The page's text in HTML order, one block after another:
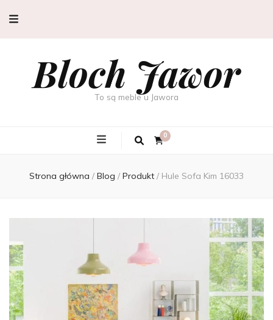
Bloch Jawor
To są meble u Jawora
0
Strona główna / Blog / Produkt / Hule Sofa Kim 16033